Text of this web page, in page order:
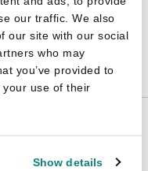
our traffic. We also
our site with our social
who may
you’ve provided to
your use of their
Show details